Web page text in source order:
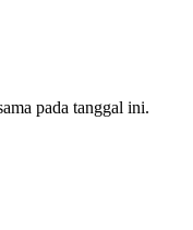
pada tanggal ini.